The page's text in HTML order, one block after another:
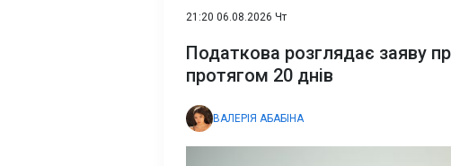
21:20 06.08.2026 Чт
Податкова розглядає заяву
протягом 20 днів
ВАЛЕРІЯ АБАБІНА